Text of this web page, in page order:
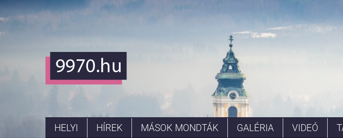
HELYI HÍREK MÁSOK MONDTÁK GALÉRIA VIDEÓ